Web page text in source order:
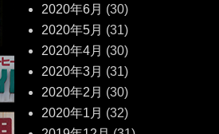
2020年6月 (30)
2020年5月 (31)
2020年4月 (30)
2020年3月 (31)
2020年2月 (30)
2020年1月 (32)